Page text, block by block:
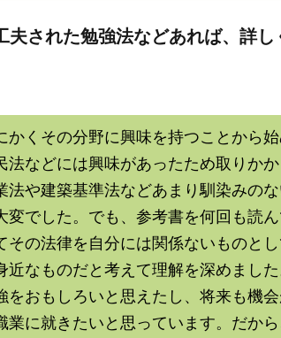
夫された勉強法などあれば、詳し
かくその分野に興味を持つことから
法などには興味があったため取りか
法や建築基準法などあまり馴染みの
変でした。でも、参考書を何回も読
その法律を自分には関係ないものと
近なものだと考えて理解を深めまし
をおもしろいと思えたし、将来も機
業に就きたいと思っています。だか